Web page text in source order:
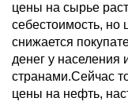
цены на сырье
себестоимость, но
снижается
денег у населения
странами.Сейчас
цены на нефть,